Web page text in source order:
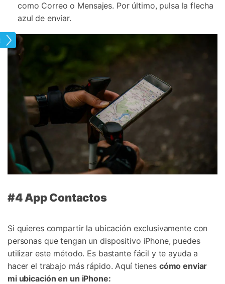
como Correo o Mensajes. Por último, pulsa la flecha
azul de enviar.
#4 App Contactos
Si quieres compartir la ubicación exclusivamente con
personas que tengan un dispositivo iPhone, puedes
utilizar este método. Es bastante fácil y te ayuda a
hacer el trabajo más rápido. Aquí tienes cómo enviar
mi ubicación en un iPhone: